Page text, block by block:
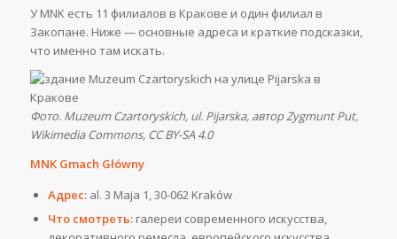
У MNK есть 11 филиалов в Кракове и один филиал в
Закопане. Ниже — основные адреса и краткие подсказки,
что именно там искать.
Фото. Muzeum Czartoryskich, ul. Pijarska, автор Zygmunt Put,
Wikimedia Commons, CC BY-SA 4.0
MNK Gmach Główny
Адрес:al. 3 Maja 1, 30-062 Kraków
Что смотреть:галереи современного искусства,